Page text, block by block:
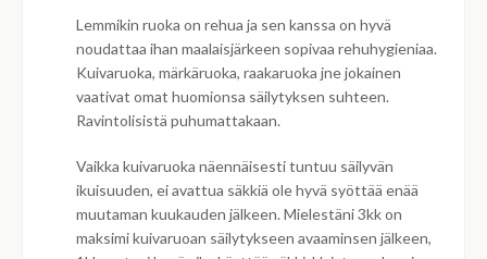
Lemmikin ruoka on rehua ja sen kanssa on hyvä
noudattaa ihan maalaisjärkeen sopivaa rehuhygieniaa.
Kuivaruoka, märkäruoka, raakaruoka jne jokainen
vaativat omat huomionsa säilytyksen suhteen.
Ravintolisistä puhumattakaan.
Vaikka kuivaruoka näennäisesti tuntuu säilyvän
ikuisuuden, ei avattua säkkiä ole hyvä syöttää enää
muutaman kuukauden jälkeen. Mielestäni 3kk on
maksimi kuivaruoan säilytykseen avaaminsen jälkeen,